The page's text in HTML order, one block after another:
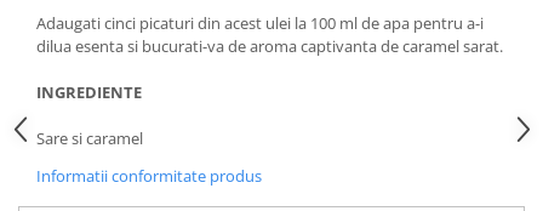
Adaugati cinci picaturi din acest ulei la 100 ml de apa pentru a-i
dilua esenta si bucurati-va de aroma captivanta de caramel sarat.
INGREDIENTE
Sare si caramel
Informatii conformitate produs